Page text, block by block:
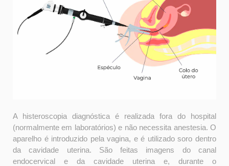
A histeroscopia diagnóstica é realizada fora do hospital
(normalmente em laboratórios) e não necessita anestesia. O
aparelho é introduzido pela vagina, e é utilizado soro dentro
da cavidade uterina. São feitas imagens do canal
endocervical e da cavidade uterina e, durante o